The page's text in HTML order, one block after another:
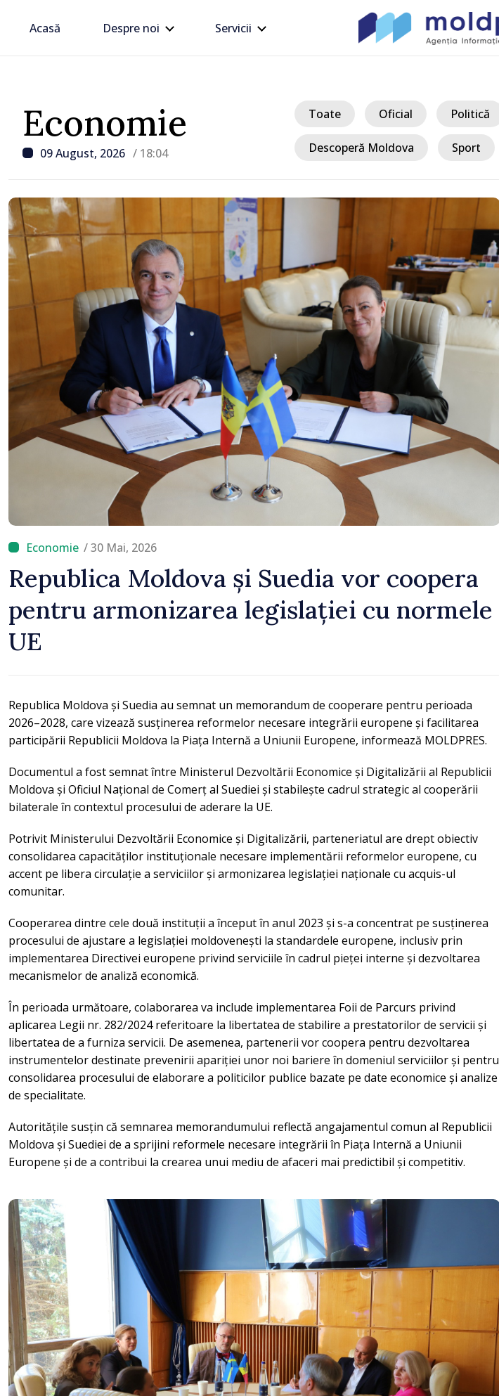
Acasă Despre noi Servicii
Economie
09 August, 2026 / 18:04
Toate Oficial Politică
Descoperă Moldova Sport
/ 30 Mai, 2026
Republica Moldova și Suedia vor coopera
pentru armonizarea legislației cu normele
UE
Republica Moldova și Suedia au semnat un memorandum de cooperare pentru perioada
2026–2028, care vizează susținerea reformelor necesare integrării europene și facilitarea
participării Republicii Moldova la Piața Internă a Uniunii Europene, informează MOLDPRES.
Documentul a fost semnat între Ministerul Dezvoltării Economice și Digitalizării al Republicii
Moldova și Oficiul Național de Comerț al Suediei și stabilește cadrul strategic al cooperării
bilaterale în contextul procesului de aderare la UE.
Potrivit Ministerului Dezvoltării Economice și Digitalizării, parteneriatul are drept obiectiv
consolidarea capacităților instituționale necesare implementării reformelor europene, cu
accent pe libera circulație a serviciilor și armonizarea legislației naționale cu acquis-ul
comunitar.
Cooperarea dintre cele două instituții a început în anul 2023 și s-a concentrat pe susținerea
procesului de ajustare a legislației moldovenești la standardele europene, inclusiv prin
implementarea Directivei europene privind serviciile în cadrul pieței interne și dezvoltarea
mecanismelor de analiză economică.
În perioada următoare, colaborarea va include implementarea Foii de Parcurs privind
aplicarea Legii nr. 282/2024 referitoare la libertatea de stabilire a prestatorilor de servicii și
libertatea de a furniza servicii. De asemenea, partenerii vor coopera pentru dezvoltarea
instrumentelor destinate prevenirii apariției unor noi bariere în domeniul serviciilor și pentru
consolidarea procesului de elaborare a politicilor publice bazate pe date economice și analize
de specialitate.
Autoritățile susțin că semnarea memorandumului reflectă angajamentul comun al Republicii
Moldova și Suediei de a sprijini reformele necesare integrării în Piața Internă a Uniunii
Europene și de a contribui la crearea unui mediu de afaceri mai predictibil și competitiv.
/ Acum 3 ore
Zilele Diasporei // O poveste
despre Moldova spusă prin culori:
„Dincolo de prag”, expoziția Olgăi
Chilat, stabilită la Bruxelles